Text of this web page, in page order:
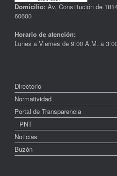
Domicilio: Av. Constitución de
60600
Horario de atención:
Lunes a Viernes de 9:00 A.M. a
Directorio
Normatividad
Portal de Transparencia
PNT
Noticias
Buzón